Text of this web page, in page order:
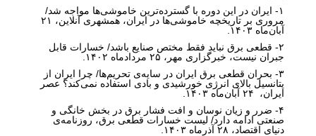
۱- ایران در این دوره با گسترده‌ترین خاموشی‌ها مواجه شد/
مروری بر تاریخچه خاموشی‌ها در ایران، همشهری آنلاین
، ۲۱
آبان‌ماه ۱۴۰۳.
۲- قطعی برق نباید فقط مختص صنایع باشد/ خسارات قابل
جبران نیست، خبرگزاری مهر ، ۲۵ مردادماه ۱۴۰۲.
۳- بحران قطعی برق ایران در سایه‌ی تحریم‌ها/ چرا ایران از
پتانسیل بالای انرژی خورشیدی و بادی استفاده نمی‌کند؟ عصر
ایران، ۲۴ آبان‌ماه ۱۴۰۳.
۴- ضرر و زیان نوسان و افت فشار برق در بخش خانگی و
صنعتی ادامه دارد/ لیست خسارات قطعی برق، روزنامه‌ی
دنیای اقتصاد، ۲۸ آذرماه ۱۴۰۳.